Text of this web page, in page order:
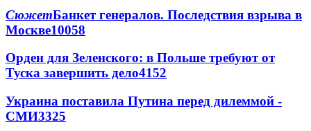
СюжетБанкет генералов. Последствия взрыва в
Москве10058
Орден для Зеленского: в Польше требуют от
Туска завершить дело4152
Украина поставила Путина перед дилеммой -
СМИ3325